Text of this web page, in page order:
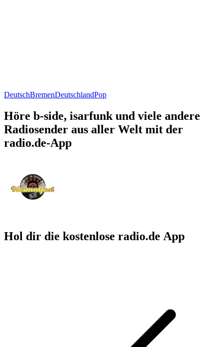
DeutschBremenDeutschlandPop
Höre b-side, isarfunk und viele andere
Radiosender aus aller Welt mit der
radio.de-App
Hol dir die kostenlose radio.de App